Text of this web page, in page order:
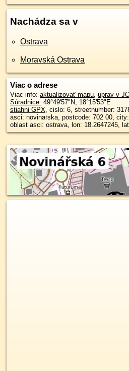
Nachádza sa v
Ostrava
Moravská Ostrava
Viac o adrese
Viac info: aktualizovať mapu, uprav v
Súradnice: 49°49'57"N, 18°15'53"E
stiahni GPX, cislo: 6, streetnumber:
asci: novinarska, postcode: 702 00, city: Ostrava,
oblast asci: ostrava, lon: 18.2647245,